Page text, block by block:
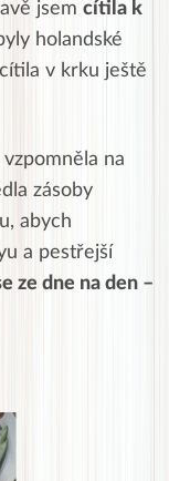
jsem cítila k
holandské
v krku ještě
na
zásoby
abych
a pestřejší
ze dne na den –